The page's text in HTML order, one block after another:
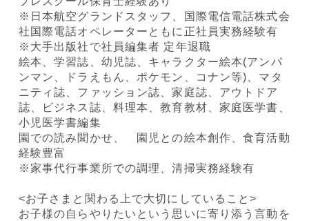
※日本航空グランドスタッフ、国際電信電話株式会
社国際電話オペレーターともに正社員実務経験有
※大手出版社で社員編集者 定年退職
絵本、学習誌、幼児誌、キャラクター絵本(アンパ
ンマン、ドラえもん、ポケモン、コナン等)、マタ
ニティ誌、ファッション誌、家庭誌、アウトドア
誌、ビジネス誌、料理本、教育教材、家庭医学書、
小児医学書編集
園での読み聞かせ、 園児との絵本創作、食育活動
経験豊富
※家事代行事業所での調理、清掃実務経験有
<お子さまと関わる上で大切にしていること>
お子様の自らやりたいという思いに寄り添う言動を